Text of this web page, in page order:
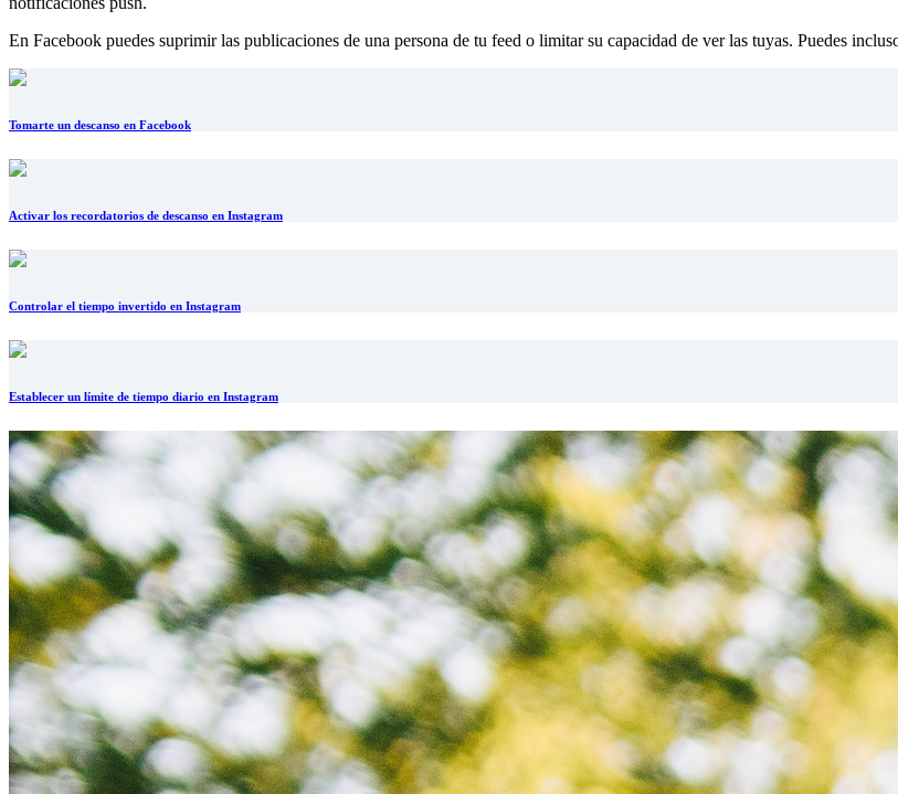
En Facebook puedes suprimir las publicaciones de una persona de tu feed o limitar su capacidad de ver las tuyas. Puedes
Tomarte un descanso en Facebook
Activar los recordatorios de descanso en Instagram
Controlar el tiempo invertido en Instagram
Establecer un límite de tiempo diario en Instagram